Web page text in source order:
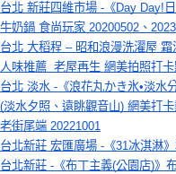
台北 新莊四維市場 -《Day Day!
牛奶鍋 食尚玩家 20200502、
台北 大稻程 – 昭和浪漫洗濯屋
人味推薦  老屋再生 網美拍照打
台北 淡水 -《浪花丸かき氷•淡水
(淡水夕照、遠眺觀音山) 網美打
老街尾端 20221001
台北新莊 宏匯廣場 -《31冰淇淋
台北新莊 -《布丁主義(公園店)》